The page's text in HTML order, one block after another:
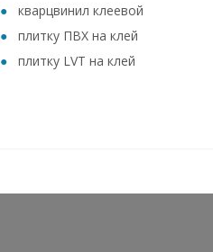
кварцвинил клеевой
плитку ПВХ на клей
плитку LVT на клей